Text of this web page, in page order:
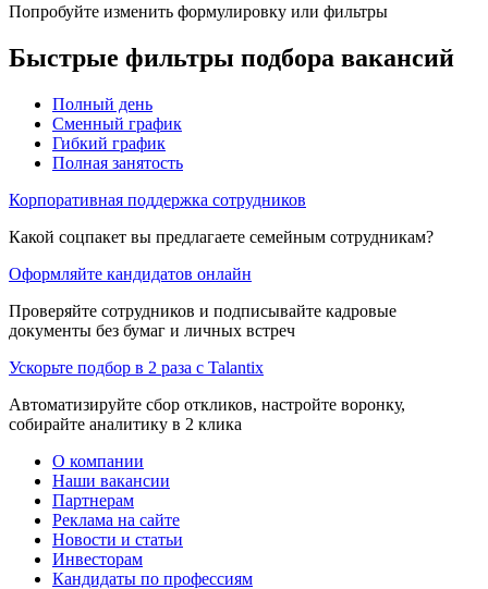
Попробуйте изменить формулировку или фильтры
Быстрые фильтры подбора вакансий
Полный день
Сменный график
Гибкий график
Полная занятость
Корпоративная поддержка сотрудников
Какой соцпакет вы предлагаете семейным сотрудникам?
Оформляйте кандидатов онлайн
Проверяйте сотрудников и подписывайте кадровые
документы без бумаг и личных встреч
Ускорьте подбор в 2 раза с Talantix
Автоматизируйте сбор откликов, настройте воронку,
собирайте аналитику в 2 клика
О компании
Наши вакансии
Партнерам
Реклама на сайте
Новости и статьи
Инвесторам
Кандидаты по профессиям